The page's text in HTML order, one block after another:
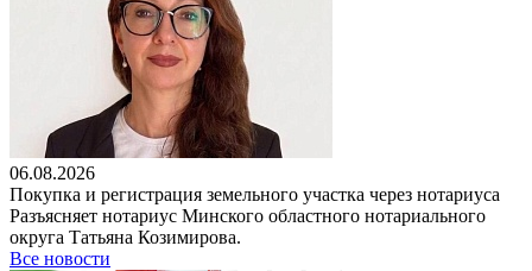
06.08.2026
Покупка и регистрация земельного участка через нотариуса
Разъясняет нотариус Минского областного нотариального
округа Татьяна Козимирова.
Все новости